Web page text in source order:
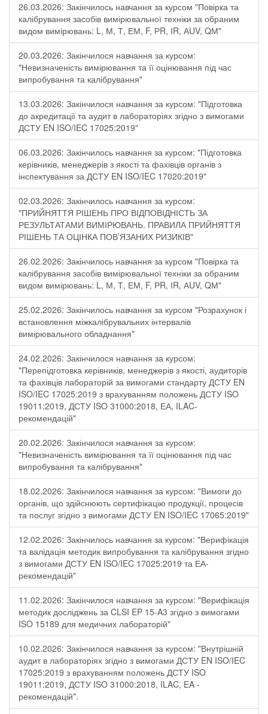
26.03.2026: Закінчилось навчання за курсом "Повірка та
калібрування засобів вимірювальної техніки за обраним
видом вимірювань: L, М, Т, ЕМ, F, РR, ІR, АUV, QМ"
20.03.2026: Закінчилося навчання за курсом:
"Невизначеність вимірювання та її оцінювання під час
випробування та калібрування"
13.03.2026: Закінчилося навчання за курсом: "Підготовка
до акредитації та аудит в лабораторіях згідно з вимогами
ДСТУ EN ISO/IEC 17025:2019"
06.03.2026: Закінчилось навчання за курсом: "Підготовка
керівників, менеджерів з якості та фахівців органів з
інспектування за ДСТУ EN ISO/IEC 17020:2019"
02.03.2026: Закінчилось навчання за курсом:
"ПРИЙНЯТТЯ РІШЕНЬ ПРО ВІДПОВІДНІСТЬ ЗА
РЕЗУЛЬТАТАМИ ВИМІРЮВАНЬ. ПРАВИЛА ПРИЙНЯТТЯ
РІШЕНЬ ТА ОЦІНКА ПОВ’ЯЗАНИХ РИЗИКІВ"
26.02.2026: Закінчилось навчання за курсом "Повірка та
калібрування засобів вимірювальної техніки за обраним
видом вимірювань: L, М, Т, ЕМ, F, РR, ІR, АUV, QМ"
25.02.2026: Закінчилось навчання за курсом "Розрахунок і
встановлення міжкалібрувальних інтервалів
вимірювального обладнання"
24.02.2026: Закінчилося навчання за курсом:
"Перепідготовка керівників, менеджерів з якості, аудиторів
та фахівців лабораторій за вимогами стандарту ДСТУ EN
ISO/IEC 17025:2019 з врахуванням положень ДСТУ ISO
19011:2019, ДСТУ ISO 31000:2018, ЕА, ILAC-
рекомендацій"
20.02.2026: Закінчилося навчання за курсом:
"Невизначеність вимірювання та її оцінювання під час
випробування та калібрування"
18.02.2026: Закінчилося навчання за курсом: "Вимоги до
органів, що здійснюють сертифікацію продукції, процесів
та послуг згідно з вимогами ДСТУ EN ISO/IEC 17065:2019"
12.02.2026: Закінчилось навчання за курсом: "Верифікація
та валідація методик випробування та калібрування згідно
з вимогами ДСТУ EN ISO/IEC 17025:2019 та ЕА-
рекомендацій"
11.02.2026: Закінчилося навчання за курсом: "Верифікація
методик досліджень за CLSI EP 15-A3 згідно з вимогами
ISO 15189 для медичних лабораторій"
10.02.2026: Закінчилося навчання за курсом: "Внутрішній
аудит в лабораторіях згідно з вимогами ДСТУ EN ISO/IEC
17025:2019 з врахуванням положень ДСТУ ISO
19011:2019, ДСТУ ISO 31000:2018, ILAC, EA -
рекомендацій".